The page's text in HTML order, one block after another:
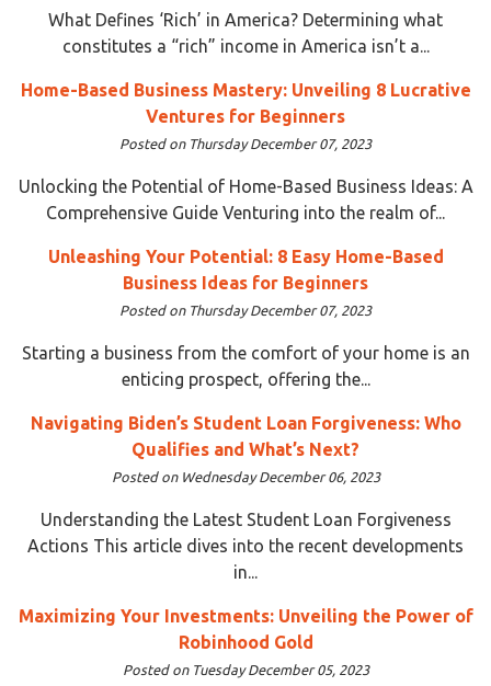
What Defines ‘Rich’ in America? Determining what
constitutes a “rich” income in America isn’t a...
Home-Based Business Mastery: Unveiling 8 Lucrative
Ventures for Beginners
Posted on Thursday December 07, 2023
Unlocking the Potential of Home-Based Business Ideas: A
Comprehensive Guide Venturing into the realm of...
Unleashing Your Potential: 8 Easy Home-Based
Business Ideas for Beginners
Posted on Thursday December 07, 2023
Starting a business from the comfort of your home is an
enticing prospect, offering the...
Navigating Biden’s Student Loan Forgiveness: Who
Qualifies and What’s Next?
Posted on Wednesday December 06, 2023
Understanding the Latest Student Loan Forgiveness
Actions This article dives into the recent developments
in...
Maximizing Your Investments: Unveiling the Power of
Robinhood Gold
Posted on Tuesday December 05, 2023